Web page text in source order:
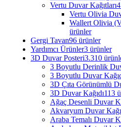
Vertu Duvar Kağıtları
Vertu Olivia
Wallert Olivia
ürünler
Gergi Tavan96 ürünler
Yardımcı Ürünler3 ürünler
3D Duvar Posteri3.310
3 Boyutlu Derinlik
3 Boyutlu Duvar
3D Çıta Görünümlü
3D Duvar Kağıdı113
Ağaç Desenli Duvar
Akvaryum Duvar
Araba Temalı Duvar